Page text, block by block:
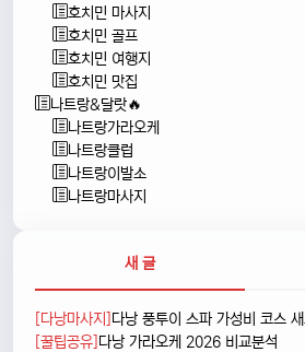
호치민 마사지
호치민 골프
호치민 여행지
호치민 맛집
나트랑&달랏🔥
나트랑가라오케
나트랑클럽
나트랑이발소
나트랑마사지
새 글
[다낭마사지]다낭 풍투이 스파 가성비 코스
[꿀팁공유]다낭 가라오케 2026 비교분석